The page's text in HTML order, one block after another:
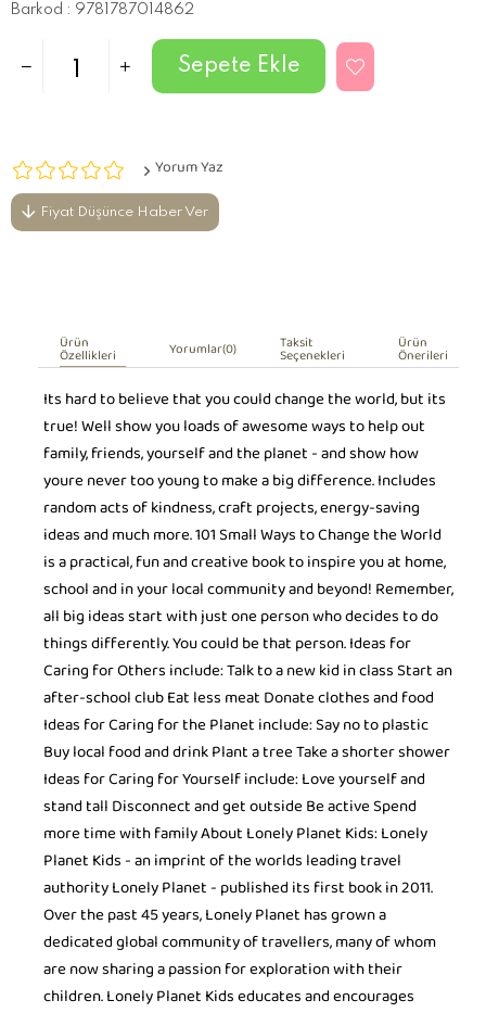
Barkod : 9781787014862
Yorum Yaz
Fiyat Düşünce Haber Ver
Ürün
Özellikleri Yorumlar(0) Taksit
Seçenekleri Ürün
Önerileri
Its hard to believe that you could change the world, but its
true! Well show you loads of awesome ways to help out
family, friends, yourself and the planet - and show how
youre never too young to make a big difference. Includes
random acts of kindness, craft projects, energy-saving
ideas and much more. 101 Small Ways to Change the World
is a practical, fun and creative book to inspire you at home,
school and in your local community and beyond! Remember,
all big ideas start with just one person who decides to do
things differently. You could be that person. Ideas for
Caring for Others include: Talk to a new kid in class Start an
after-school club Eat less meat Donate clothes and food
Ideas for Caring for the Planet include: Say no to plastic
Buy local food and drink Plant a tree Take a shorter shower
Ideas for Caring for Yourself include: Love yourself and
stand tall Disconnect and get outside Be active Spend
more time with family About Lonely Planet Kids: Lonely
Planet Kids - an imprint of the worlds leading travel
authority Lonely Planet - published its first book in 2011.
Over the past 45 years, Lonely Planet has grown a
dedicated global community of travellers, many of whom
are now sharing a passion for exploration with their
children. Lonely Planet Kids educates and encourages